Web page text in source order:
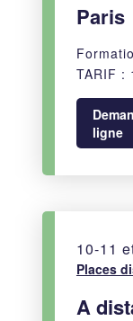
Paris
TARIF :
ligne
10-11
Places
A